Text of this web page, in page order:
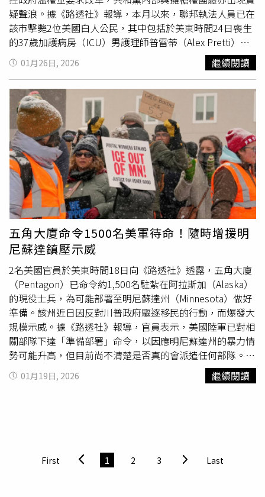
天後在文件中表示，這些案件對政府律師造成「巨大負
擔」。紐約方面，由拜登任命的聯邦法官喬杜里（Nusrat
Choudhury）本月指出，ICE違反2項「明確且無歧義」的
命令，將1名男子轉送至新墨西哥州（New Mexico）拘留，
卻虛稱其仍在新澤西州（New Jersey）可出庭。司法部發
言人巴爾達薩雷（Natalie Baldassarre）回應稱，政府「正
遵守法院命令並全面執行聯邦移民法」，並批評「若越權法
官依法審案並尊重政府準備案件的義務，就不會出現壓倒性
的人身保護令案件量，或對國土安全部是否遵命的疑慮。」
在紐約，倡議人士守候於移民法庭外，協助被拘留者即日提
出人身保護令，以阻止其被迅速轉移至外州拘留中心。1月
16日，聯邦法官歐特肯（J. Paul Oetken）緊急裁定，禁止
政府將1名在庭審現場被拘留的厄瓜多男子移出紐約。1月
30日，同為歐巴馬任命的法官卡特（Andrew Carter）命令
其立即釋放。然而，並非所有移民都能獲得此類救濟。部分
人不知可提出人身保護令，另一些人則無力負擔高昂律師
費。美國公民羅爾（Judy Rall）就表示，其委內瑞拉籍丈
夫已在德州藍帽拘留中心（Bluebonnet detention
center）羈押近1年，律師報價超過5,000美元提出人身保護
令，她無力負擔。2人基於婚姻關係提出移民申請仍在審理
中，但政府拒絕在案件裁決前釋放其夫。雖然無犯罪紀錄，
政府卻在未提出證據情況下指控其與委內瑞拉幫派「阿拉瓜
火車」（Tren de Aragua）有關。本月，其律師同意免費承
接人身保護令案件。
（Ecuador）入境時透過CBP One應用程式預約，在入境口
岸申請庇護並完整配合程序，持續出席聽證，既無潛逃風險
亦無安全疑慮，不應遭拘留。阿里亞斯本人亦否認逃跑，稱
當時只是走在兒子前方試圖尋求協助，「我非常愛我的兒
子，絕不會遺棄他。」拘留期間，阿里亞斯形容德州設施環
境惡劣，兒子生病時甚至未能取得藥物。此事曝光後，拘留
中心外出現抗議聲浪，多名民主黨國會議員聲援。德州眾議
員卡斯楚（Joaquin Castro）曾前往探視，並陪同父子搭機
返程；明尼蘇達州眾議員歐瑪（Ilhan Omar）亦公開表示歡
迎。目前父子仍有待審理的庇護案件，尚無遣返命令。畢耶
里法官指出，他們未來可能仍須離境，但應透過更具秩序與
人道的政策程序完成。阿里亞斯表示，家人因恐懼而離開厄
瓜多，希望能留在美國與家人團聚，首次移民法庭聽證預計
於2月稍晚舉行。他呼籲政府不要對拉丁裔社群採取不公對
待。
疑聲浪。據《路透社》報導，本月以來，聯邦執法人員已在
該市擊斃2位美國白人公民，其中包括於美東時間24日喪生
的37歲加護病房（ICU）男護理師普雷蒂（Alex Pretti）。
這是該市在17天內第3宗涉及聯邦執法人員的致命槍擊事
件，發生背景為全國多地針對「美國
國土安全部」（DHS）
潮。對此，美國參議院民主黨領袖舒默（Chuck Schumer）
表示，民主黨將投票反對任何包含DHS經費的撥款法案。據
悉，美國國會必須在1月30日前為政府提供經費，否則將面
臨部分政府關門的風險。舒默在25日的聲明中表示，共和黨
人應「與民主黨一道，徹底改革ICE與『美國海關及邊境保
衛局』（CBP，也隸屬於DHS），以保護公眾安全。」多名
溫和派民主黨人也加入這項呼籲，他們曾在去年的政府關門
對峙中與黨內立場分歧，並且一向謹慎避免被貼上反執法的
標籤。內華達州民主黨參議員馬斯托（Catherine Cortez
Masto）在1份關於ICE行動的聲明中表示：「這顯然不是為
了保障美國人的安全，而是在殘酷對待美國公民與守法的移
民。」川普政府在明尼阿波利斯展開迄今為止最大規模的移
民執法行動，引發居民連續數週的抗議，以及與聯邦執法人
員的激烈衝突，並導致2起槍擊致死事件，包括1月7日的古
德（Renee Good），以及上週末的普雷蒂。然而，川普仍
未退讓。他在25日於「真實社群」（Truth Social）發文表
示，這項行動是他2024年總統勝選以及共和黨掌控國會的
核心因素。他還補充：「悲劇性的是，2名美國公民因民主
黨造成的混亂而失去生命。」並將責任歸咎於政治對手。37
歲加護病房（ICU）男護理師普雷蒂（Alex Pretti）於24日
遭聯邦執法人員射殺。（圖／達志／美聯社）數週以來，川
亂。「必須有人為明尼蘇達發生的殺戮負責，」沃爾茲在25
日的記者會上表示，「川普總統，你今天就可以結束這一
01月26日, 2026 繼續閱讀
五角大廈命令1500名美軍待命！隨時增援明
尼蘇達鎮壓示威
2名美國官員於美東時間18日向《路透社》透露，五角大廈
（Pentagon）已命令約1,500名駐紮在阿拉斯加（Alaska）
的現役士兵，為可能部署至明尼蘇達州（Minnesota）做好
準備。該州近日因反對川普政府驅逐移民的行動，而爆發大
規模示威。據《路透社》報導，官員表示，美國陸軍已對相
關部隊下達「準備部署」命令，以因應明尼蘇達州的暴力情
勢可能升高，但目前尚不清楚是否真的會派遣任何部隊。此
消息最早由《美國廣播公司》（ABC News）披露。官員補
充，這些可能被部署的士兵專精於寒冷氣候作戰，隸屬於駐
（Insurrection Act）部署軍事力量。此前，美國移民和海
關執法局（Immigration and Customs Enforcement，
01月19日, 2026 繼續閱讀
First 1 2 3 Last